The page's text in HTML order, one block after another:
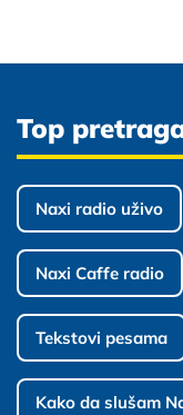
Top
Naxi radio uživo
Naxi Caffe radio
Tekstovi pesama
Kako da slušam